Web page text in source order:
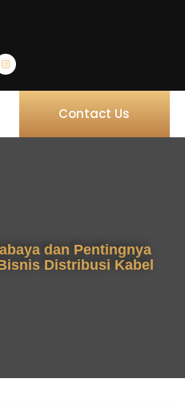
Contact Us
dan Pentingnya
Distribusi Kabel